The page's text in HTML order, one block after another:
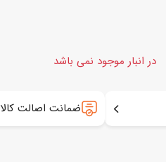
در انبار موجود نمی باشد
ضمانت اصالت کالا